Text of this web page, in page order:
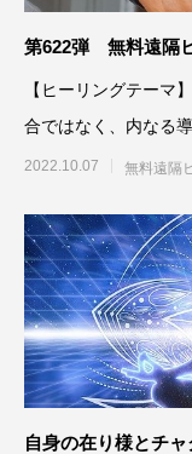
第622弾 無料遠隔
【ヒーリングテーマ
合ではなく、内なる
働きかけ
2022.10.07 無料遠隔
自身の在り様とチャ